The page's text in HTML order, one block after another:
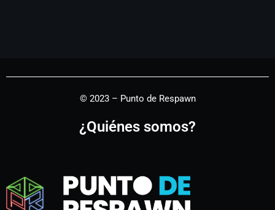
© 2023 – Punto de Respawn
¿Quiénes somos?